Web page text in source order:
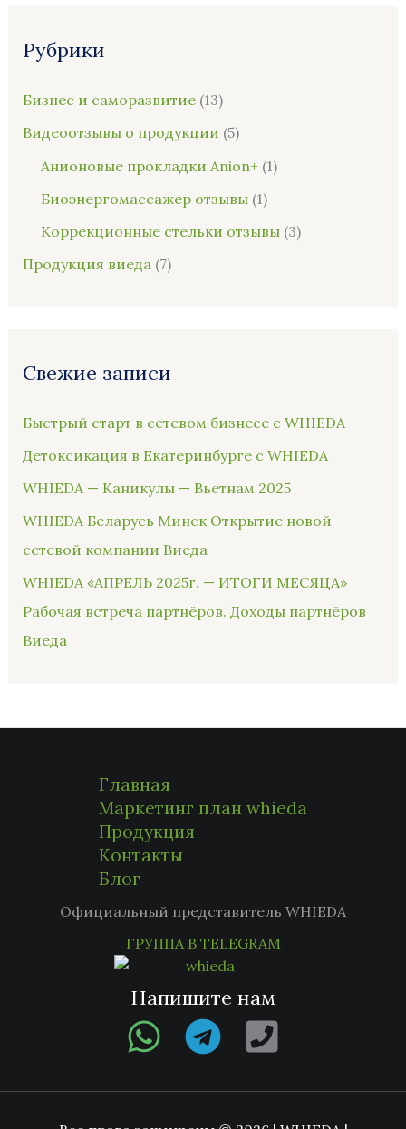
к
Рубрики
Бизнес и саморазвитие(13)
Видеоотзывы о продукции (5)
Анионовые прокладки Anion+ (1)
Биоэнергомассажер отзывы(1)
Коррекционные стельки отзывы(3)
Продукция виеда (7)
Свежие записи
Быстрый старт в сетевом бизнесе с WHIEDA
Детоксикация в Екатеринбурге с WHIEDA
WHIEDA — Каникулы — Вьетнам 2025
WHIEDA Беларусь Минск Открытие новой
сетевой компании Виеда
WHIEDA «АПРЕЛЬ 2025г. — ИТОГИ МЕСЯЦА»
Рабочая встреча партнёров. Доходы партнёров
Виеда
Главная
Маркетинг план whieda
Продукция
Контакты
Блог
Официальный представитель WHIEDA
ГРУППА В TELEGRAM
Напишите нам